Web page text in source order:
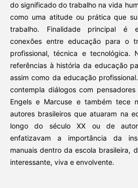
do significado do trabalho na vida
como uma atitude ou prática que
trabalho. Finalidade principal é
conexões entre educação para
profissional, técnica e tecnológica.
referências à história da educação
assim como da educação
contempla diálogos com
Engels e Marcuse e também tece
autores brasileiros que atuaram na
longo do século XX ou de
enfatizavam a importância da
manuais dentro da escola brasileira,
interessante, viva e envolvente.